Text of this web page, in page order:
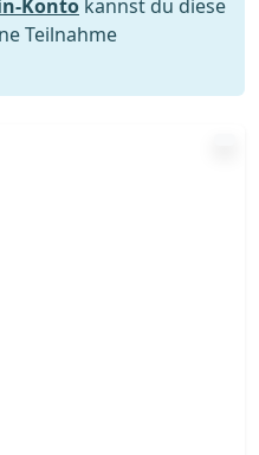
Konto kannst du diese
Teilnahme